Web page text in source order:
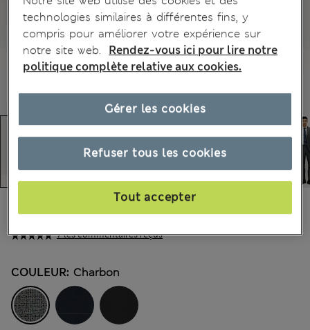
7 les commentaires reçus
COULEUR: Charbon
technologies similaires à différentes fins, y
compris pour améliorer votre expérience sur
notre site web.
Rendez-vous ici pour lire notre
politique complète relative aux cookies.
Refuser tous les cookies
Tout accepter
Gérer les cookies